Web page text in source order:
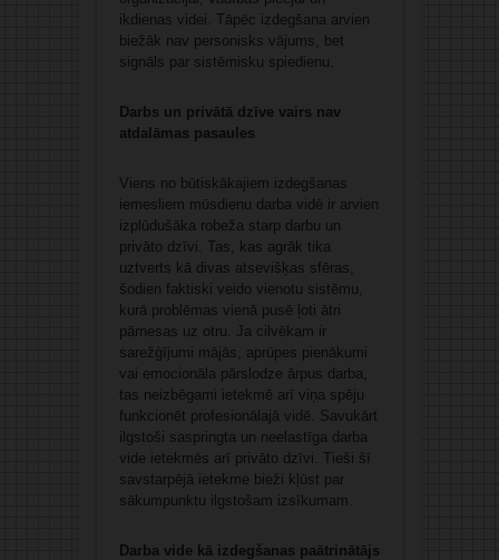
ikdienas videi. Tāpēc izdegšana arvien
biežāk nav personisks vājums, bet
signāls par sistēmisku spiedienu.
Darbs un privātā dzīve vairs nav
atdalāmas pasaules
Viens no būtiskākajiem izdegšanas
iemesliem mūsdienu darba vidē ir arvien
izplūdušāka robeža starp darbu un
privāto dzīvi. Tas, kas agrāk tika
uztverts kā divas atsevišķas sfēras,
šodien faktiski veido vienotu sistēmu,
kurā problēmas vienā pusē ļoti ātri
pārnesas uz otru. Ja cilvēkam ir
sarežģījumi mājās, aprūpes pienākumi
vai emocionāla pārslodze ārpus darba,
tas neizbēgami ietekmē arī viņa spēju
funkcionēt profesionālajā vidē. Savukārt
ilgstoši saspringta un neelastīga darba
vide ietekmēs arī privāto dzīvi. Tieši šī
savstarpējā ietekme bieži kļūst par
sākumpunktu ilgstošam izsīkumam.
Darba vide kā izdegšanas paātrinātājs